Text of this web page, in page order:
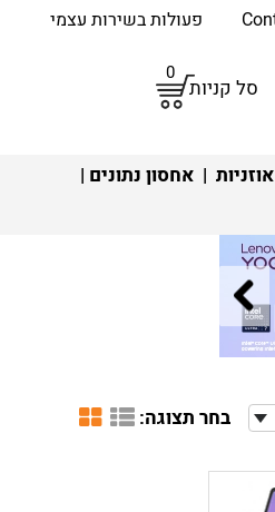
פעולות בשירות עצמי
סל קניות
0
אוזניות | אחסון נתונים |
בחר תצוגה: